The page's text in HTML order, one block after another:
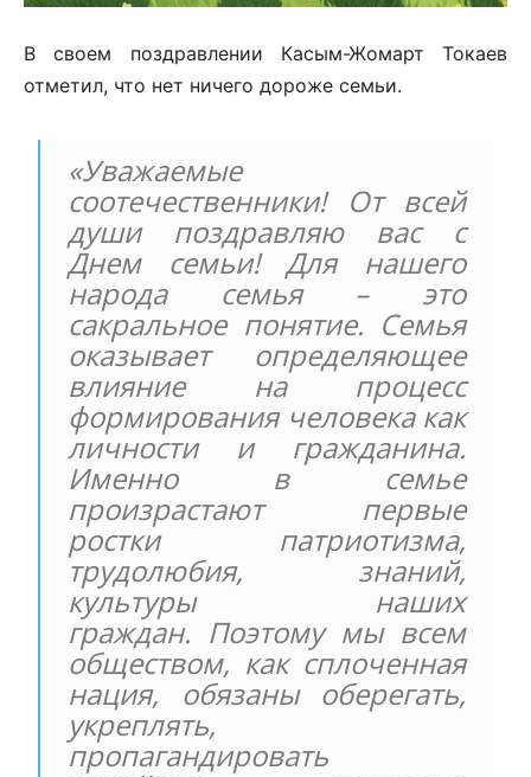
В своем поздравлении Касым-Жомарт Токаев
отметил, что нет ничего дороже семьи.
«Уважаемые
соотечественники! От всей
души поздравляю вас с
Днем семьи! Для нашего
народа семья – это
сакральное понятие. Семья
оказывает определяющее
влияние на процесс
формирования человека как
личности и гражданина.
Именно в семье
произрастают первые
ростки патриотизма,
трудолюбия, знаний,
культуры наших
граждан. Поэтому мы всем
обществом, как сплоченная
нация, обязаны оберегать,
укреплять,
пропагандировать